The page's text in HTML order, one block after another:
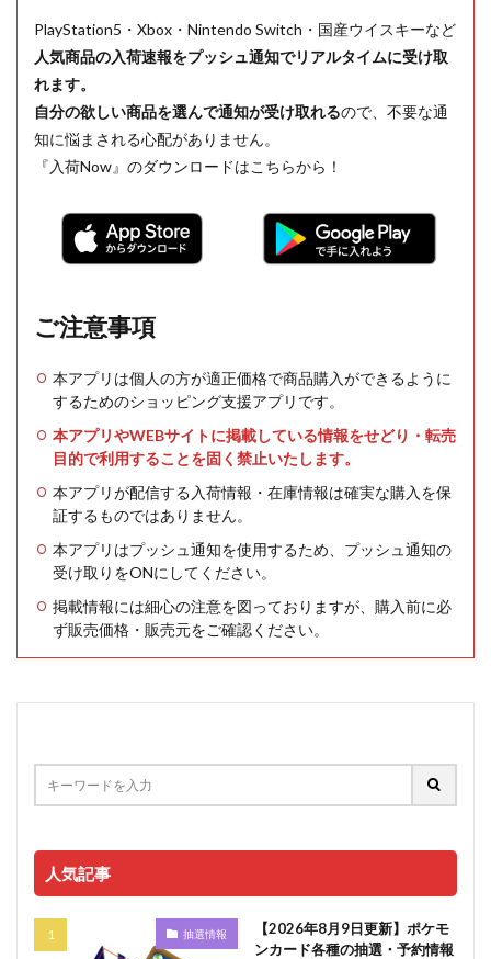
PlayStation5・Xbox・Nintendo Switch・国産ウイスキーなど
人気商品の入荷速報をプッシュ通知でリアルタイムに受け取
れます。
自分の欲しい商品を選んで通知が受け取れるので、不要な通
知に悩まされる心配がありません。
『入荷Now』のダウンロードはこちらから！
ご注意事項
本アプリは個人の方が適正価格で商品購入ができるように
するためのショッピング支援アプリです。
本アプリやWEBサイトに掲載している情報をせどり・転売
目的で利用することを固く禁止いたします。
本アプリが配信する入荷情報・在庫情報は確実な購入を保
証するものではありません。
本アプリはプッシュ通知を使用するため、プッシュ通知の
受け取りをONにしてください。
掲載情報には細心の注意を図っておりますが、購入前に必
ず販売価格・販売元をご確認ください。
人気記事
抽選情報
【2026年8月9日更新】ポケモ
ンカード各種の抽選・予約情報